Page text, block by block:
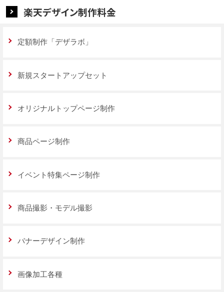
楽天デザイン制作料金
定額制作「デザラボ」
新規スタートアップセット
オリジナルトップページ制作
商品ページ制作
イベント特集ページ制作
商品撮影・モデル撮影
バナーデザイン制作
画像加工各種